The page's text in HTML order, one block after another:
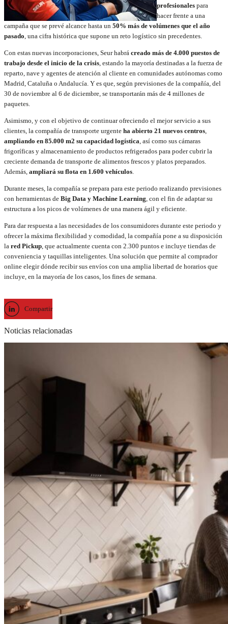
profesionales para
hacer frente a una
campaña que se prevé alcance hasta un 50% más de volúmenes que el año
pasado, una cifra histórica que supone un reto logístico sin precedentes.
Con estas nuevas incorporaciones, Seur habrá creado más de 4.000 puestos de
trabajo desde el inicio de la crisis, estando la mayoría destinadas a la fuerza de
reparto, nave y agentes de atención al cliente en comunidades autónomas como
Madrid, Cataluña o Andalucía. Y es que, según previsiones de la compañía, del
30 de noviembre al 6 de diciembre, se transportarán más de 4 millones de
paquetes.
Asimismo, y con el objetivo de continuar ofreciendo el mejor servicio a sus
clientes, la compañía de transporte urgente ha abierto 21 nuevos centros,
ampliando en 85.000 m2 su capacidad logística, así como sus cámaras
frigoríficas y almacenamiento de productos refrigerados para poder cubrir la
creciente demanda de transporte de alimentos frescos y platos preparados.
Además, ampliará su flota en 1.600 vehículos.
Durante meses, la compañía se prepara para este periodo realizando previsiones
con herramientas de Big Data y Machine Learning, con el fin de adaptar su
estructura a los picos de volúmenes de una manera ágil y eficiente.
Para dar respuesta a las necesidades de los consumidores durante este periodo y
ofrecer la máxima flexibilidad y comodidad, la compañía pone a su disposición
la red Pickup, que actualmente cuenta con 2.300 puntos e incluye tiendas de
conveniencia y taquillas inteligentes. Una solución que permite al comprador
online elegir dónde recibir sus envíos con una amplia libertad de horarios que
incluye, en la mayoría de los casos, los fines de semana.
Compartir
Noticias relacionadas